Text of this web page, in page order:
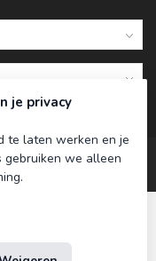
je privacy
te laten werken en je
gebruiken we alleen